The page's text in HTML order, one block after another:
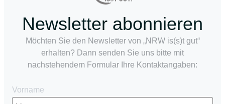
Newsletter abonnieren
Möchten Sie den Newsletter von „NRW is(s)t gut“
erhalten? Dann senden Sie uns bitte mit
nachstehendem Formular Ihre Kontaktangaben:
Vorname